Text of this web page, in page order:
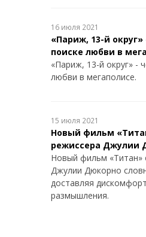
16 июля 2021
«Париж, 13-й
поиске любви в
«Париж, 13-й округ» -
любви в мегаполисе.
15 июля 2021
Новый фильм
режиссера Джулии
Новый фильм «Титан»
Джулии Дюкорно
доставляя
размышления.